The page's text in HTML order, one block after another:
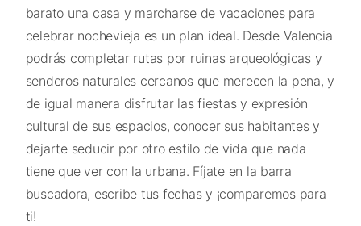
barato una casa y marcharse de vacaciones para
celebrar nochevieja es un plan ideal. Desde Valencia
podrás completar rutas por ruinas arqueológicas y
senderos naturales cercanos que merecen la pena, y
de igual manera disfrutar las fiestas y expresión
cultural de sus espacios, conocer sus habitantes y
dejarte seducir por otro estilo de vida que nada
tiene que ver con la urbana. Fíjate en la barra
buscadora, escribe tus fechas y ¡comparemos para
ti!